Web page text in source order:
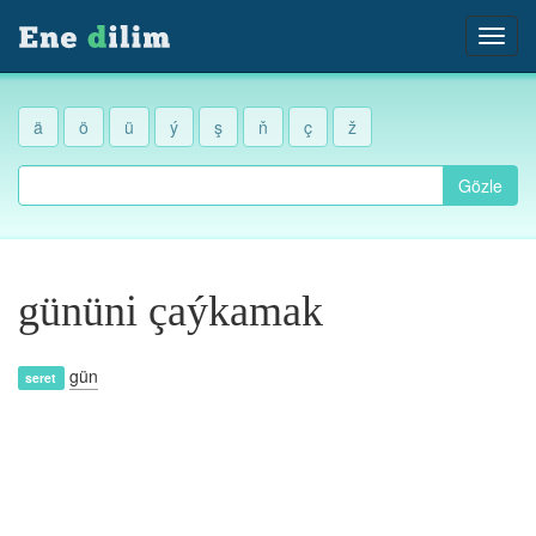
ä ö ü ý ş ň ç ž
Gözle
gününi çaýkamak
seret gün